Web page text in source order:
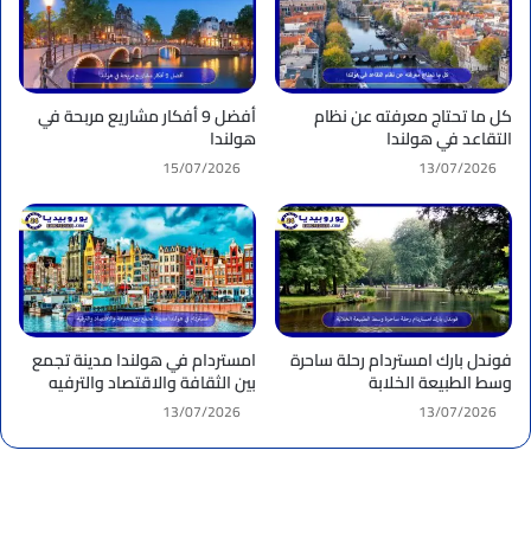
كل ما تحتاج معرفته عن نظام
التقاعد في هولندا
13/07/2026
أفضل 9 أفكار مشاريع مربحة في
هولندا
15/07/2026
فوندل بارك امستردام رحلة ساحرة
وسط الطبيعة الخلابة
13/07/2026
امستردام في هولندا مدينة تجمع
بين الثقافة والاقتصاد والترفيه
13/07/2026